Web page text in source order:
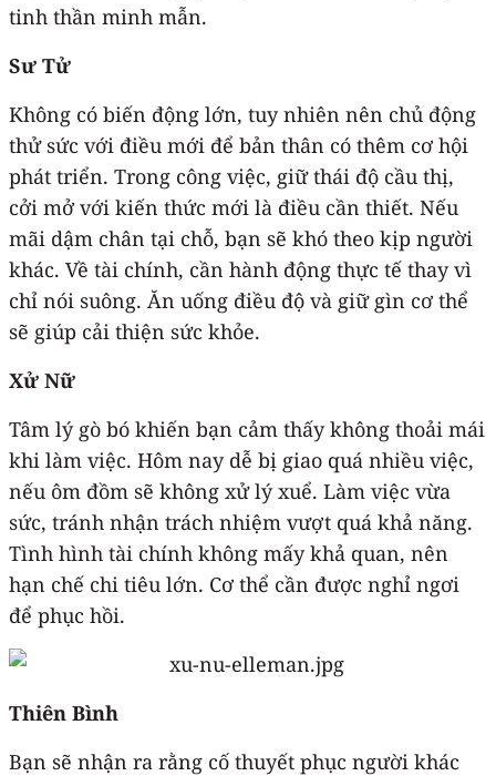
tinh thần minh mẫn.
Sư Tử
Không có biến động lớn, tuy nhiên nên chủ động
thử sức với điều mới để bản thân có thêm cơ hội
phát triển. Trong công việc, giữ thái độ cầu thị,
cởi mở với kiến thức mới là điều cần thiết. Nếu
mãi dậm chân tại chỗ, bạn sẽ khó theo kịp người
khác. Về tài chính, cần hành động thực tế thay vì
chỉ nói suông. Ăn uống điều độ và giữ gìn cơ thể
sẽ giúp cải thiện sức khỏe.
Xử Nữ
Tâm lý gò bó khiến bạn cảm thấy không thoải mái
khi làm việc. Hôm nay dễ bị giao quá nhiều việc,
nếu ôm đồm sẽ không xử lý xuể. Làm việc vừa
sức, tránh nhận trách nhiệm vượt quá khả năng.
Tình hình tài chính không mấy khả quan, nên
hạn chế chi tiêu lớn. Cơ thể cần được nghỉ ngơi
để phục hồi.
Thiên Bình
Bạn sẽ nhận ra rằng cố thuyết phục người khác